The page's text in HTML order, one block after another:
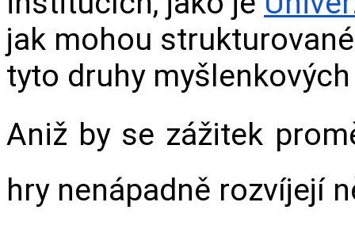
jak mohou
tyto druhy
Aniž by se zážitek
hry nenápadně rozvíjejí